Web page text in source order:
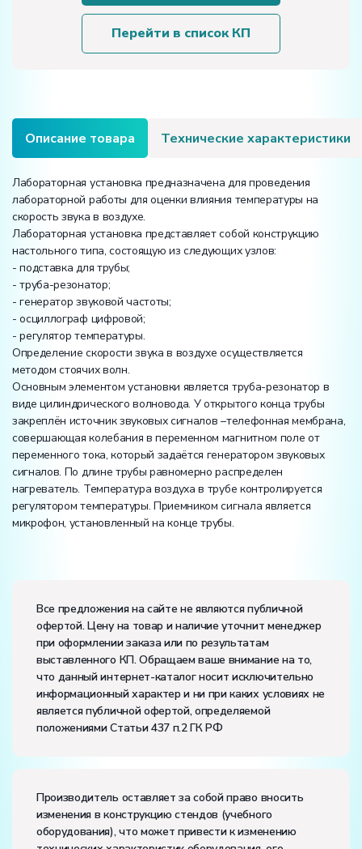
«Изучение
зависимости
Перейти в список КП
Описание товара Технические характеристики
Лабораторная установка предназначена для проведения
лабораторной работы для оценки влияния температуры на
скорость звука в воздухе.
Лабораторная установка представляет собой конструкцию
настольного типа, состоящую из следующих узлов:
- подставка для трубы;
- труба-резонатор;
- генератор звуковой частоты;
- осциллограф цифровой;
- регулятор температуры.
Определение скорости звука в воздухе осуществляется
методом стоячих волн.
Основным элементом установки является труба-резонатор в
виде цилиндрического волновода. У открытого конца трубы
закреплён источник звуковых сигналов –телефонная мембрана,
совершающая колебания в переменном магнитном поле от
переменного тока, который задаётся генератором звуковых
сигналов. По длине трубы равномерно распределен
нагреватель. Температура воздуха в трубе контролируется
регулятором температуры. Приемником сигнала является
микрофон, установленный на конце трубы.
Потребляемая мощность, В·А:300
Электропитание:
напряжение, В:220
частота, Гц:50
Класс защиты от поражения электрическим током:
Диапазон рабочих температур, ˚С:+10…+35
Влажность, %:до 80
Все предложения на сайте не являются публичной
офертой. Цену на товар и наличие уточнит менеджер
при оформлении заказа или по результатам
выставленного КП. Обращаем ваше внимание на то,
что данный интернет-каталог носит исключительно
информационный характер и ни при каких условиях не
является публичной офертой, определяемой
положениями Статьи 437 п.2 ГК РФ
Производитель оставляет за собой право вносить
изменения в конструкцию стендов (учебного
оборудования), что может привести к изменению